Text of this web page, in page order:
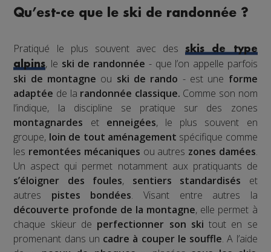
Qu’est-ce que le ski de randonnée ?
Pratiqué le plus souvent avec desskis de type
alpins, le ski de randonnée - que l’on appelle parfois
ski de montagne ou ski de rando - est une forme
adaptée de la randonnée classique. Comme son nom
l’indique, la discipline se pratique sur des zones
montagnardes etenneigées, le plus souvent en
groupe, loin de tout aménagement spécifique comme
les remontées mécaniques ou autres zones damées.
Un aspect qui permet notamment aux pratiquants de
s’éloigner des foules, sentiers standardisés et
autres pistes bondées. Visant entre autres la
découverte profonde de la montagne, elle permet à
chaque skieur de perfectionner son ski tout en se
promenant dans un cadre à couper le souffle. A l’aide